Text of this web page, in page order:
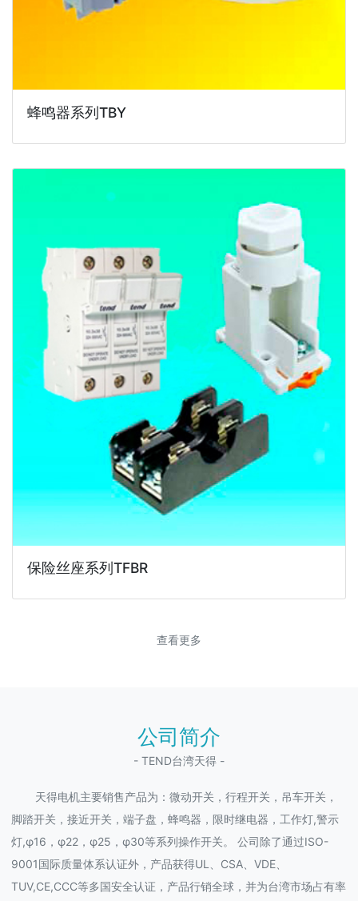
蜂鸣器系列TBY
保险丝座系列TFBR
查看更多
公司简介
- TEND台湾天得 -
天得电机主要销售产品为：微动开关，行程开关，吊车开关，
脚踏开关，接近开关，端子盘，蜂鸣器，限时继电器，工作灯,警示
灯,φ16，φ22，φ25，φ30等系列操作开关。 公司除了通过ISO-
9001国际质量体系认证外，产品获得UL、CSA、VDE、
TUV,CE,CCC等多国安全认证，产品行销全球，并为台湾市场占有率